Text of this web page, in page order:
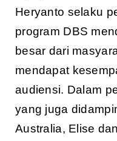
Heryanto selaku
program DBS
besar dari
mendapat
audiensi. Dalam
yang juga
Australia, Elise